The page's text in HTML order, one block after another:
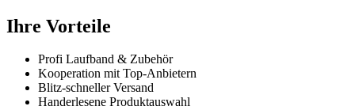
Ihre Vorteile
Profi Laufband & Zubehör
Kooperation mit Top-Anbietern
Blitz-schneller Versand
Handerlesene Produktauswahl